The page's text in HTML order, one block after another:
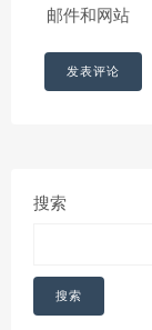
邮件和网站
搜索
搜索